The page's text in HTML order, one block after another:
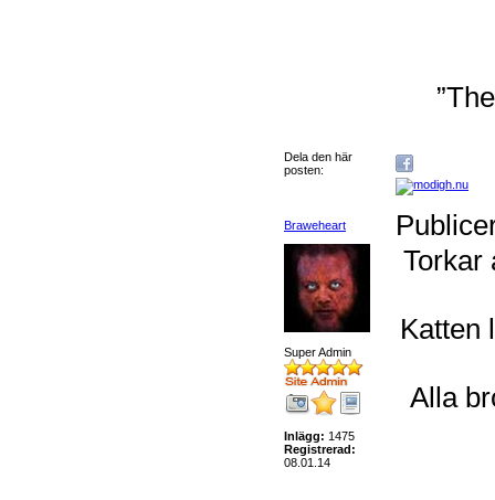
Dela den här
posten:
Braweheart
Super Admin
Inlägg: 1475
Registrerad:
08.01.14
Torkar
Katten
Alla